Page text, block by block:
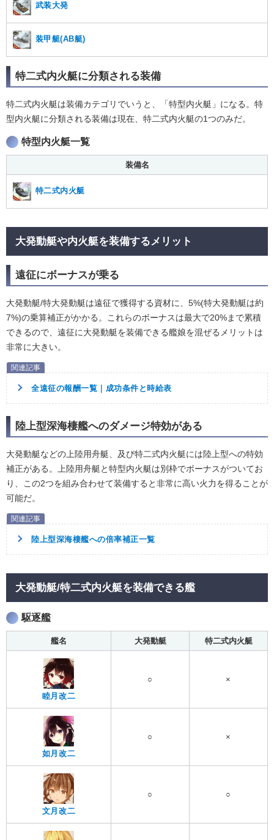
武装大発
装甲艇(AB艇)
特二式内火艇に分類される装備
特二式内火艇は装備カテゴリでいうと、「特型内火艇」になる。特
型内火艇に分類される装備は現在、特二式内火艇の1つのみだ。
特型内火艇一覧
装備名
特二式内火艇
大発動艇や内火艇を装備するメリット
遠征にボーナスが乗る
大発動艇/特大発動艇は遠征で獲得する資材に、5%(特大発動艇は約
7%)の乗算補正がかかる。これらのボーナスは最大で20%まで累積
できるので、遠征に大発動艇を装備できる艦娘を混ぜるメリットは
非常に大きい。
全遠征の報酬一覧｜成功条件と時給表
陸上型深海棲艦へのダメージ特効がある
大発動艇などの上陸用舟艇、及び特二式内火艇には陸上型への特効
補正がある。上陸用舟艇と特型内火艇は別枠でボーナスがついてお
り、この2つを組み合わせて装備すると非常に高い火力を得ることが
可能だ。
陸上型深海棲艦への倍率補正一覧
大発動艇/特二式内火艇を装備できる艦
駆逐艦
艦名 大発動艇 特二式内火艇
睦月改二
○ ×
如月改二
○ ×
文月改二
○ ○